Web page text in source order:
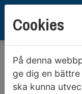
Hem
Sidan
Cookies
På denna
ge dig en
ska kunna